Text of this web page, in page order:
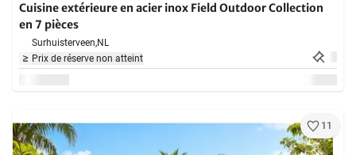
Cuisine extérieure en acier inox Field Outdoor Collection
en 7 pièces
Surhuisterveen,NL
Prix de réserve non atteint
11